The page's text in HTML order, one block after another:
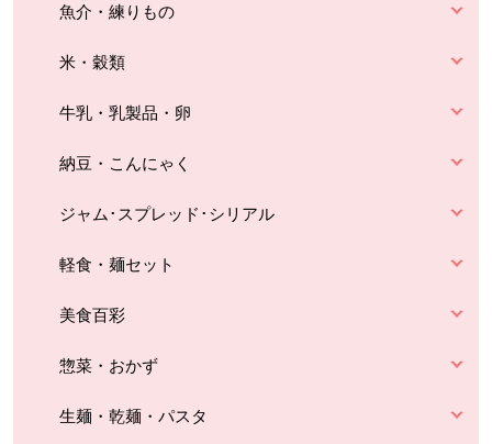
魚介・練りもの
米・穀類
牛乳・乳製品・卵
納豆・こんにゃく
ジャム･スプレッド･シリアル
軽食・麺セット
美食百彩
惣菜・おかず
生麺・乾麺・パスタ